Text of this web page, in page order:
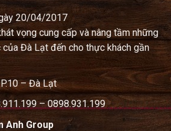
20/04/2017
vọng cung cấp và nâng tầm những
Đà Lạt đến cho thực khách gần
– Đà Lạt
– 0898.931.199
Anh Group